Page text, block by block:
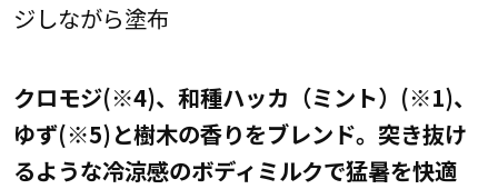
ジしながら塗布
クロモジ(※4)、和種ハッカ（ミント）(※1)、
ゆず(※5)と樹木の香りをブレンド。突き抜け
るような冷涼感のボディミルクで猛暑を快適